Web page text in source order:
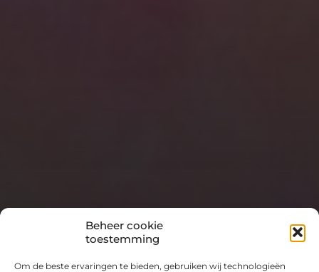
Beheer cookie
toestemming
Om de beste ervaringen te bieden, gebruiken wij technologieën